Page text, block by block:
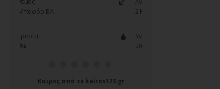
Καιρός από το kairos123.gr